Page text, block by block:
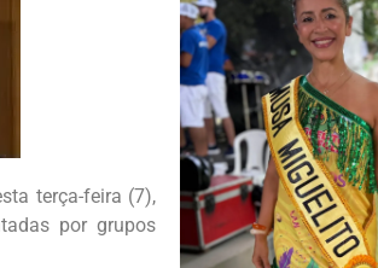
terça-feira (7),
por grupos